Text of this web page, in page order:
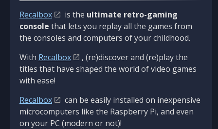
Recalbox is the ultimate retro-gaming
console that lets you replay all the games from
the consoles and computers of your childhood.
With Recalbox
, (re)discover and (re)play the
titles that have shaped the world of video games
with ease!
Recalbox
can be easily installed on inexpensive
microcomputers like the Raspberry Pi, and even
on your PC (modern or not)!